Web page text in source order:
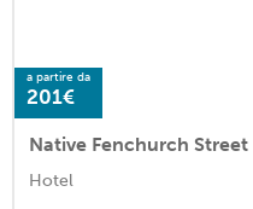
a partire da
201€
Native Fenchurch Street
Hotel